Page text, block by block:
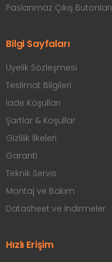
Paslanmaz Çıkış Butonları
Bilgi Sayfaları
Üyelik Sözleşmesi
Teslimat Bilgileri
İade Koşulları
Şartlar & Koşullar
Gizlilik İlkeleri
Garanti
Teknik Servis
Montaj ve Bakım
Datasheet ve İndirmeler
Hızlı Erişim